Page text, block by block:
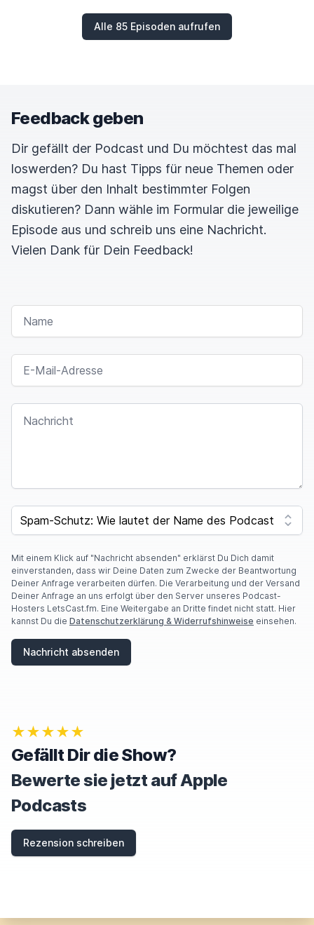
Alle 85 Episoden aufrufen
Feedback geben
Dir gefällt der Podcast und Du möchtest das mal
loswerden? Du hast Tipps für neue Themen oder
magst über den Inhalt bestimmter Folgen
diskutieren? Dann wähle im Formular die jeweilige
Episode aus und schreib uns eine Nachricht.
Vielen Dank für Dein Feedback!
NAME
E-MAIL-ADRESSE
NACHRICHT
SPAM CAPTCHA
Mit einem Klick auf "Nachricht absenden" erklärst Du Dich damit
einverstanden, dass wir Deine Daten zum Zwecke der Beantwortung
Deiner Anfrage verarbeiten dürfen. Die Verarbeitung und der Versand
Deiner Anfrage an uns erfolgt über den Server unseres Podcast-
Hosters LetsCast.fm. Eine Weitergabe an Dritte findet nicht statt. Hier
kannst Du die Datenschutzerklärung & Widerrufshinweise einsehen.
Nachricht absenden
★★★★★
Gefällt Dir die Show?
Bewerte sie jetzt auf Apple
Podcasts
Rezension schreiben